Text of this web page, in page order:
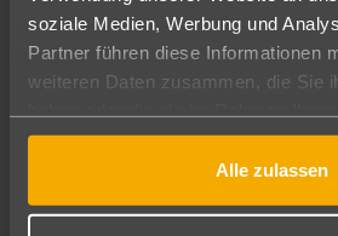
soziale Medien, Werbung und
Partner führen diese Informationen
weiteren Daten zusammen, die Sie
gesammelt haben.
Alle zulassen
Abflughafen
Alle Abflughäfen
09.08.26–07.08.27 7-21